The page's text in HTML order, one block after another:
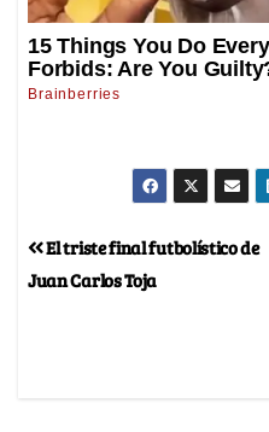
El triste final futbolístico de
Juan Carlos Toja